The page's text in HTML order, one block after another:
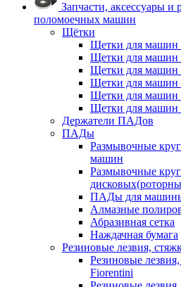
Запчасти, аксессуары и
поломоечных машин
Щётки
Щетки для машин
Щетки для машин
Щетки для машин
Щетки для машин
Щетки для машин
Щетки для машин
Держатели ПАДов
ПАДы
Размывочные
машин
Размывочные
ПАДы для
Алмазные
Абразивная сетка
Наждачная бумага
Резиновые лезвия,
Резиновые
Fiorentini